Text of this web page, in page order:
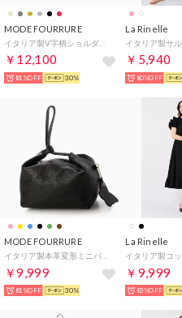
MODE FOURRURE
￥12,100
81%OFF 30%
La Rinelle
￥5,940
80%OFF
MODE FOURRURE
￥9,999
81%OFF 30%
La Rinelle
￥9,999
83%OFF